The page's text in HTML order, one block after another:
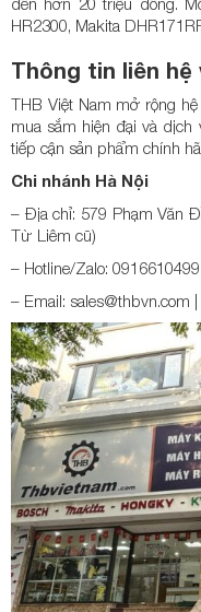
HR2300, Makita
Thông tin liên hệ
THB Việt Nam mở rộng
mua sắm hiện đại và dịch
tiếp cận sản phẩm chính
Chi nhánh Hà Nội
– Địa chỉ: 579 Phạm Văn
Từ Liêm cũ)
– Hotline/Zalo: 0916610499
– Email: sales@thbvn.com